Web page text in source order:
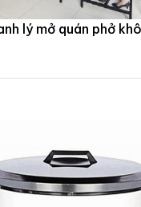
lý mở quán phở